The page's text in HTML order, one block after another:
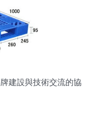
建設與技術交流的協